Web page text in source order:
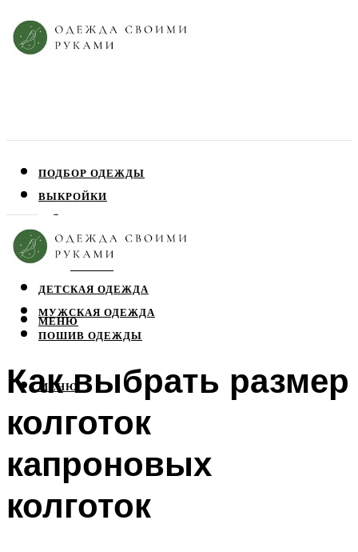
ПОДБОР ОДЕЖДЫ
ВЫКРОЙКИ
ЮБКИ
ДЕТСКАЯ ОДЕЖДА
МУЖСКАЯ ОДЕЖДА
ПОШИВ ОДЕЖДЫ
МЕНЮ
МЕНЮ
Как выбрать размер
колготок
капроновых
колготок